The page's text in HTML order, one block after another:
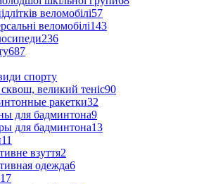
веломобілі57
веломобілі143
236
687
спорту
великий теніс90
ракетки32
для бадминтона9
для бадминтона13
11
взуття2
одежда6